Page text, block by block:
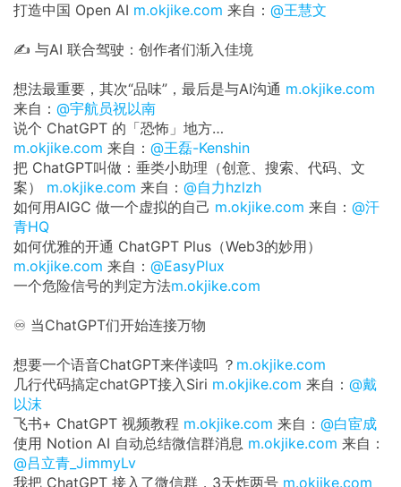
打造中国 Open AI m.okjike.com 来自： @王慧文
✍️ 与AI 联合驾驶：创作者们渐入佳境
想法最重要，其次“品味”，最后是与AI沟通 m.okjike.com
来自： @宇航员祝以南
说个 ChatGPT 的「恐怖」地方…
m.okjike.com 来自： @王磊-Kenshin
把 ChatGPT叫做：垂类小助理（创意、搜索、代码、文
案） m.okjike.com 来自： @自力hzlzh
如何用AIGC 做一个虚拟的自己 m.okjike.com 来自： @汗
青HQ
如何优雅的开通 ChatGPT Plus（Web3的妙用）
m.okjike.com 来自： @EasyPlux
一个危险信号的判定方法m.okjike.com
♾️ 当ChatGPT们开始连接万物
想要一个语音ChatGPT来伴读吗 ？ m.okjike.com
几行代码搞定chatGPT接入Siri m.okjike.com 来自： @戴
以沫
飞书+ ChatGPT 视频教程 m.okjike.com 来自： @白宦成
使用 Notion AI 自动总结微信群消息 m.okjike.com 来自：
@吕立青_JimmyLv
我把 ChatGPT 接入了微信群，3天炸两号 m.okjike.com